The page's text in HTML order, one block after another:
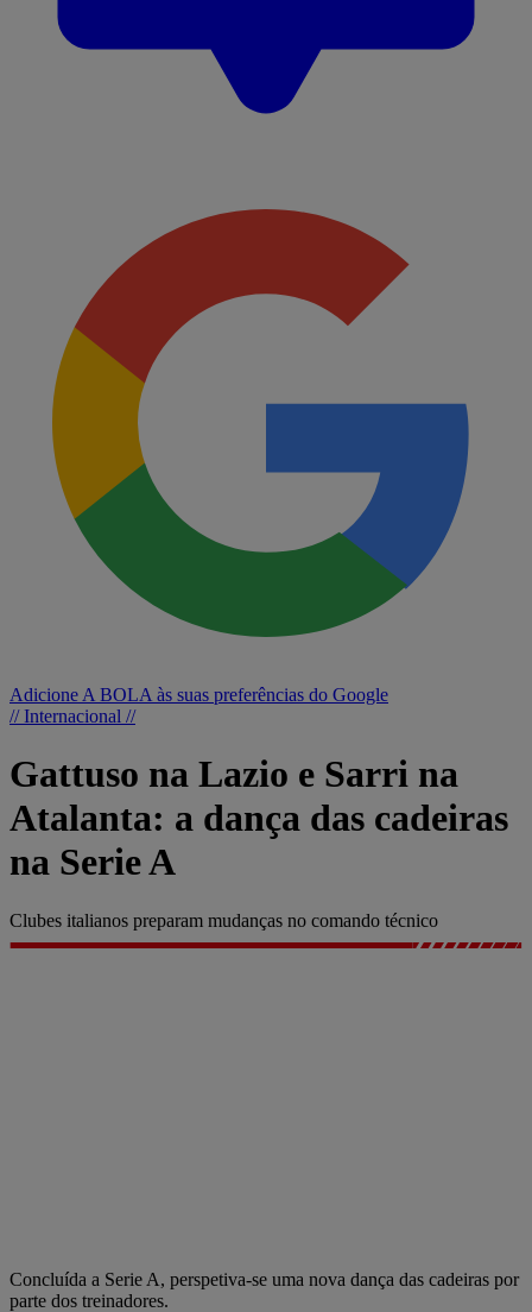
Adicione A BOLA às suas preferências do Google
// Internacional //
Gattuso na Lazio e Sarri na
Atalanta: a dança das cadeiras
na Serie A
Clubes italianos preparam mudanças no comando técnico
Concluída a Serie A, perspetiva-se uma nova dança das cadeiras por
parte dos treinadores.